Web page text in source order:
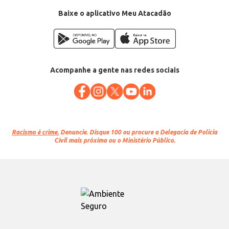
EAN: 7896763621810Baixe o aplicativo Meu Atacadão
Acompanhe a gente nas redes sociais
Racismo é crime. Denuncie. Disque 100 ou procure a Delegacia de Polícia
Civil mais próxima ou o Ministério Público.